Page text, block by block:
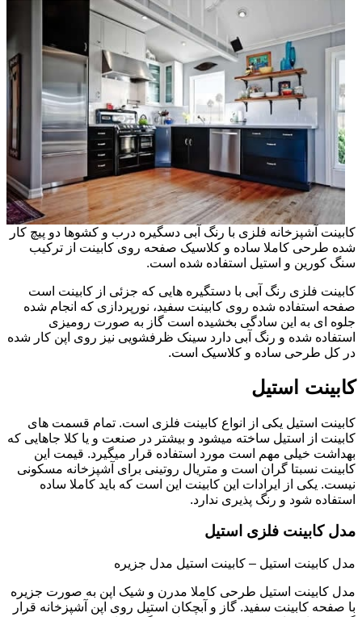
کابینت آشپزخانه فلزی با رنگ آبی دسگیره درب و کشوها دو پیچ کار
شده طرحی کاملا ساده و کلاسیک صفحه روی کابینت از ترکیب
سنگ کورین و استیل استفاده شده است.
کابینت فلزی رنگ آبی با دستگیره هایی که جزئی از کابینت است
صفحه استفاده شده روی کابینت سفید، نورپردازی که انجام شده
جلوه ای به این سادگی بخشیده است گاز به صورت رومیزی
استفاده شده و رنگ آبی دارد سینک ظرفشویی نیز روی اپن کار شده
در کل طرحی ساده و کلاسیک است.
کابینت استیل
کابینت استیل یکی از انواع کابینت فلزی است. تمام قسمت های
کابینت از استیل ساخته میشود و بیشتر در صنعت و یا کلا جاهایی که
بهداشت خیلی مهم است مورد استفاده قرار میگیرد. قیمت این
کابینت نسبتا گران است و متریال روتینی برای آشپزخانه مسکونی
نیست. یکی از ایرادات این کابینت این است که باید کاملا ساده
استفاده شود و رنگ پذیری ندارد.
مدل کابینت فلزی استیل
مدل کابینت استیل – کابینت استیل مدل جزیره
مدل کابینت استیل طرحی کاملا مدرن و شیک اپن به صورت جزیره
با صفحه کابینت سفید. گاز و آبچکان استیل روی اپن آشپزخانه قرار